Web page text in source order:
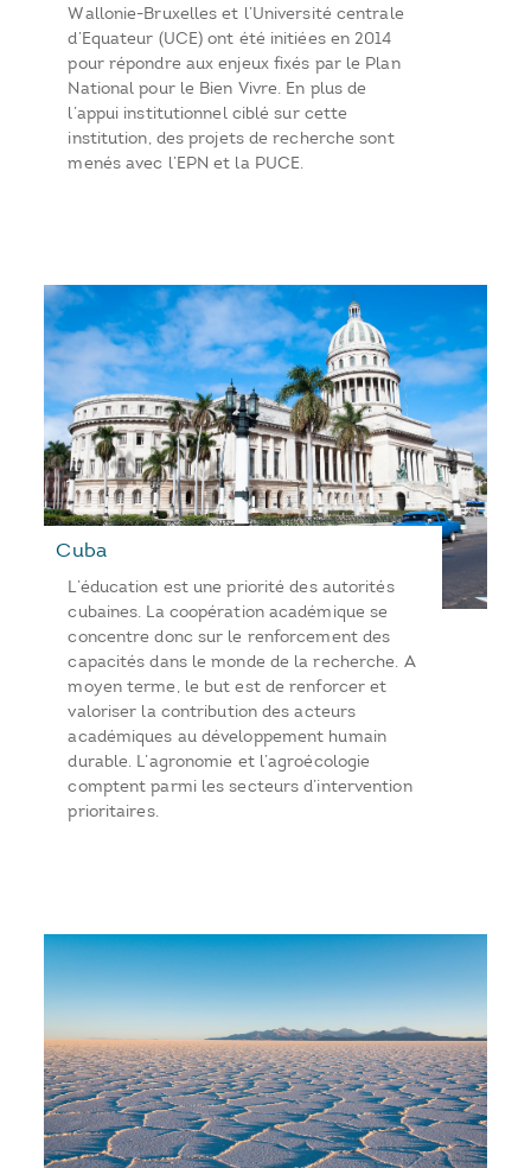
Wallonie-Bruxelles et l’Université centrale
d’Equateur (UCE) ont été initiées en 2014
pour répondre aux enjeux fixés par le Plan
National pour le Bien Vivre. En plus de
l’appui institutionnel ciblé sur cette
institution, des projets de recherche sont
menés avec l’EPN et la PUCE.
Cuba
L’éducation est une priorité des autorités
cubaines. La coopération académique se
concentre donc sur le renforcement des
capacités dans le monde de la recherche. A
moyen terme, le but est de renforcer et
valoriser la contribution des acteurs
académiques au développement humain
durable. L’agronomie et l’agroécologie
comptent parmi les secteurs d’intervention
prioritaires.